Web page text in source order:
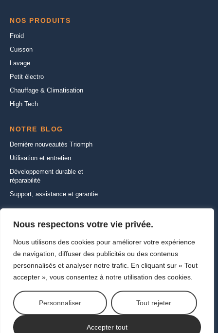
Nous respectons votre vie privée.
Nous utilisons des cookies pour améliorer votre expérience
de navigation, diffuser des publicités ou des contenus
personnalisés et analyser notre trafic. En cliquant sur « Tout
accepter », vous consentez à notre utilisation des cookies.
Personnaliser Tout rejeter
Accepter tout
NOS PRODUITS
Froid
Cuisson
Lavage
Petit électro
Chauffage & Climatisation
High Tech
NOTRE BLOG
Dernière nouveautés Triomph
Utilisation et entretien
Développement durable et
réparabilité
Support, assistance et garantie
95470 SAINT WITZ
+33 (1) 30 35 01 01
info@triomph-europe.com
Ecrivez-nous
Copyright ©2026